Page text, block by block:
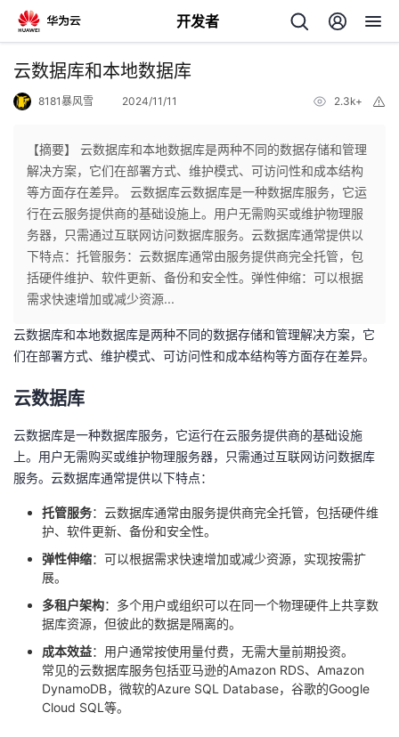
开发者
返
个
人
主
页
我
的
开
发
者
我
的
博
客
我
的
论
坛
我
的
圈
子
我
的
直
我
的
我
云数据库和本地数据库
8181暴风雪 2024/11/11 2.3k+
【摘要】 云数据库和本地数据库是两种不同的数据存储和管理
解决方案，它们在部署方式、维护模式、可访问性和成本结构
等方面存在差异。 云数据库云数据库是一种数据库服务，它运
行在云服务提供商的基础设施上。用户无需购买或维护物理服
务器，只需通过互联网访问数据库服务。云数据库通常提供以
下特点：托管服务：云数据库通常由服务提供商完全托管，包
括硬件维护、软件更新、备份和安全性。弹性伸缩：可以根据
需求快速增加或减少资源...
云数据库和本地数据库是两种不同的数据存储和管理解决方案，它
们在部署方式、维护模式、可访问性和成本结构等方面存在差异。
云数据库
云数据库是一种数据库服务，它运行在云服务提供商的基础设施
上。用户无需购买或维护物理服务器，只需通过互联网访问数据库
服务。云数据库通常提供以下特点：
托管服务：云数据库通常由服务提供商完全托管，包括硬件维
护、软件更新、备份和安全性。
弹性伸缩：可以根据需求快速增加或减少资源，实现按需扩
展。
多租户架构：多个用户或组织可以在同一个物理硬件上共享数
据库资源，但彼此的数据是隔离的。
成本效益：用户通常按使用量付费，无需大量前期投资。
常见的云数据库服务包括亚马逊的Amazon RDS、Amazon
DynamoDB，微软的Azure SQL Database，谷歌的Google
Cloud SQL等。